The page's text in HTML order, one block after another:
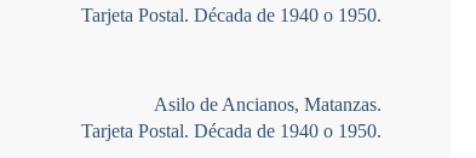
Tarjeta Postal. Década de 1940 o 1950.
Asilo de Ancianos, Matanzas.
Tarjeta Postal. Década de 1940 o 1950.